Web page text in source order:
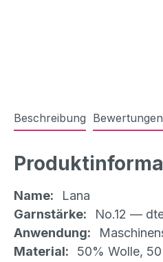
Beschreibung Bewertungen
Name: Lana
Garnstärke: No.12 —
Anwendung:
Material: 50% Wolle,